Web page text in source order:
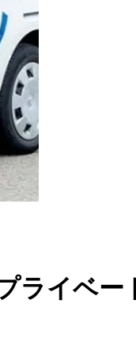
ライベ